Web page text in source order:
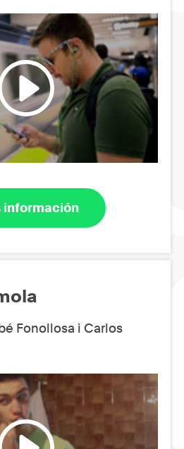
información
Fonollosa i Carlos